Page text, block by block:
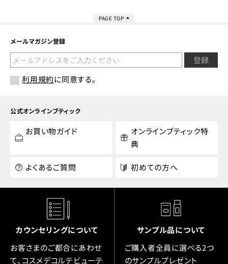
PAGE TOP
メールマガジン登録
登録
利用規約に同意する。
公式オンラインブティック
お買い物ガイド
オンラインブティック特
典
よくあるご質問 初めての方へ
カウンセリングについて
お客さまのご都合にあわせ
て、コスメデコルテビューテ
サンプル品について
ご購入者全員に選べる2つ
のサンプルプレゼント